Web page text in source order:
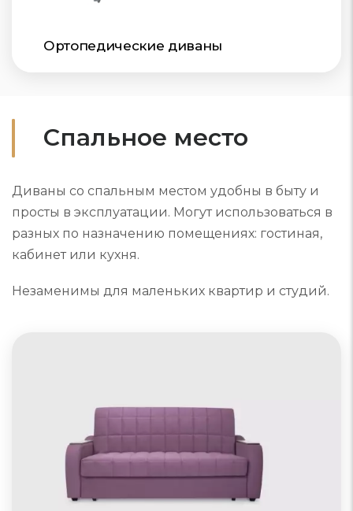
Ортопедические диваны
Спальное место
Диваны со спальным местом удобны в быту и
просты в эксплуатации. Могут использоваться в
разных по назначению помещениях: гостиная,
кабинет или кухня.
Незаменимы для маленьких квартир и студий.